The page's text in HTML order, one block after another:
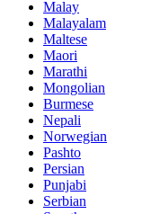
Malay
Malayalam
Maltese
Maori
Marathi
Mongolian
Burmese
Nepali
Norwegian
Pashto
Persian
Punjabi
Serbian